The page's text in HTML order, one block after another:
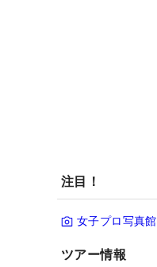
注目！
女子プロ写真館
ツアー情報